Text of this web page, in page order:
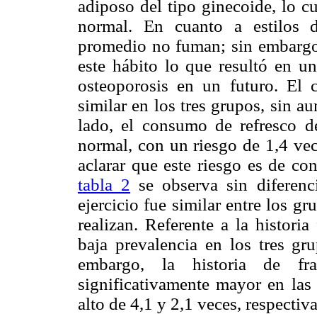
adiposo del tipo ginecoide, lo
normal. En cuanto a estilos
promedio no fuman; sin
este hábito lo que resultó en
osteoporosis en un futuro. El
similar en los tres grupos, sin
lado, el consumo de refresco
normal, con un riesgo de 1,4
aclarar que este riesgo es de
tabla 2 se observa sin
ejercicio fue similar entre los
realizan. Referente a la
baja prevalencia en los tres
embargo, la historia de
significativamente mayor en
alto de 4,1 y 2,1 veces,